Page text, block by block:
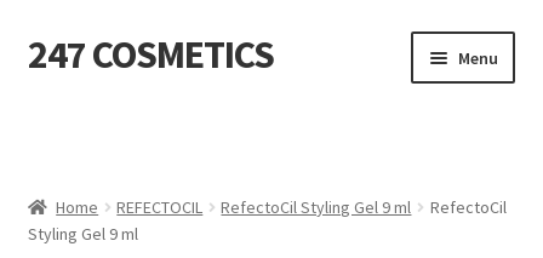
Ga
door
Ga
naar
247 COSMETICS Menu
HARSBENODIGDHEDEN
Home REFECTOCIL RefectoCil Styling Gel 9 ml
RefectoCil
Styling Gel 9 ml